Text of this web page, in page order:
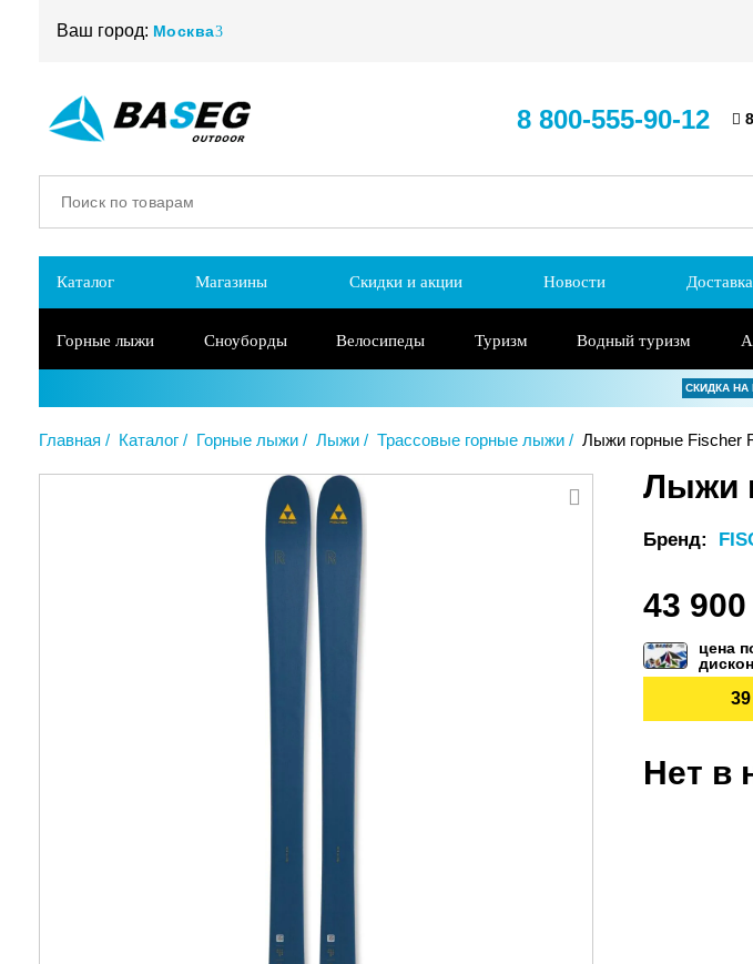
Ваш город: Москва
8 800-555-90-12
Каталог Магазины Скидки и акции Новости Доставка
Горные лыжи Сноуборды Велосипеды Туризм Водный туризм
СКИДКА НА
Главная Каталог Горные лыжи Лыжи Трассовые горные лыжи Лыжи горные Fischer
Лыжи
Бренд:
43
цена
Нет в